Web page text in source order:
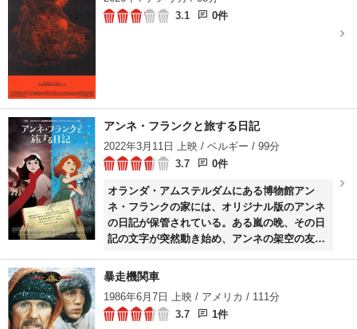
3.1
0件
アンネ・フランクと旅する日記
2022年3月11日 上映 / ベルギー / 99分
3.7
0件
オランダ・アムステルダムにある博物館アン
ネ・フランクの家には、オリジナル版のアンネ
の日記が保管されている。ある嵐の晩、その日
記の文字が突然動き始め、アンネの架空の友人
び越えたことがわからず、自分は1944年にいる
ムステルダムの街をめぐる。
暴走機関車
1986年6月7日 上映 / アメリカ / 111分
3.7
1件